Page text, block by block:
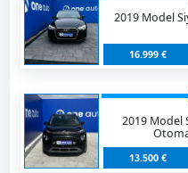
2019 Model
16.999 €
2019 Model
13.500 €